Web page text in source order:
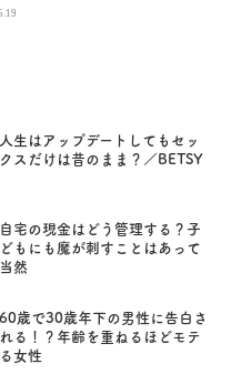
人生はアップデートしてもセッ
クスだけは昔のまま？／BETSY
自宅の現金はどう管理する？子
どもにも魔が刺すことはあって
当然
60歳で30歳年下の男性に告白さ
れる！？年齢を重ねるほどモテ
る女性